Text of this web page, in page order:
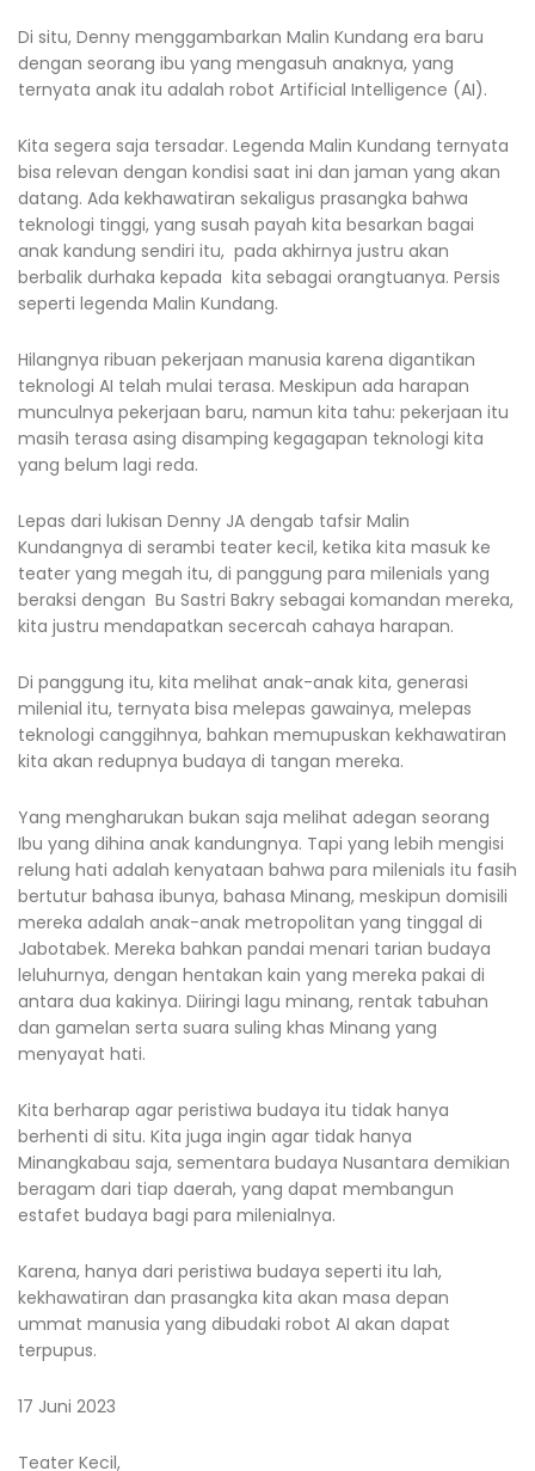
Di situ, Denny menggambarkan Malin Kundang era baru
dengan seorang ibu yang mengasuh anaknya, yang
ternyata anak itu adalah robot Artificial Intelligence (AI).
Kita segera saja tersadar. Legenda Malin Kundang ternyata
bisa relevan dengan kondisi saat ini dan jaman yang akan
datang. Ada kekhawatiran sekaligus prasangka bahwa
teknologi tinggi, yang susah payah kita besarkan bagai
anak kandung sendiri itu, pada akhirnya justru akan
berbalik durhaka kepada kita sebagai orangtuanya. Persis
seperti legenda Malin Kundang.
Hilangnya ribuan pekerjaan manusia karena digantikan
teknologi AI telah mulai terasa. Meskipun ada harapan
munculnya pekerjaan baru, namun kita tahu: pekerjaan itu
masih terasa asing disamping kegagapan teknologi kita
yang belum lagi reda.
Lepas dari lukisan Denny JA dengab tafsir Malin
Kundangnya di serambi teater kecil, ketika kita masuk ke
teater yang megah itu, di panggung para milenials yang
beraksi dengan Bu Sastri Bakry sebagai komandan mereka,
kita justru mendapatkan secercah cahaya harapan.
Di panggung itu, kita melihat anak-anak kita, generasi
milenial itu, ternyata bisa melepas gawainya, melepas
teknologi canggihnya, bahkan memupuskan kekhawatiran
kita akan redupnya budaya di tangan mereka.
Yang mengharukan bukan saja melihat adegan seorang
Ibu yang dihina anak kandungnya. Tapi yang lebih mengisi
relung hati adalah kenyataan bahwa para milenials itu fasih
bertutur bahasa ibunya, bahasa Minang, meskipun domisili
mereka adalah anak-anak metropolitan yang tinggal di
Jabotabek. Mereka bahkan pandai menari tarian budaya
leluhurnya, dengan hentakan kain yang mereka pakai di
antara dua kakinya. Diiringi lagu minang, rentak tabuhan
dan gamelan serta suara suling khas Minang yang
menyayat hati.
Kita berharap agar peristiwa budaya itu tidak hanya
berhenti di situ. Kita juga ingin agar tidak hanya
Minangkabau saja, sementara budaya Nusantara demikian
beragam dari tiap daerah, yang dapat membangun
estafet budaya bagi para milenialnya.
Karena, hanya dari peristiwa budaya seperti itu lah,
kekhawatiran dan prasangka kita akan masa depan
ummat manusia yang dibudaki robot AI akan dapat
terpupus.
17 Juni 2023
Teater Kecil,